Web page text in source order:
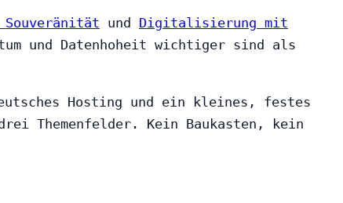
und Digitalisierung mit
und Datenhoheit wichtiger sind als
Hosting und ein kleines, festes
Themenfelder. Kein Baukasten, kein